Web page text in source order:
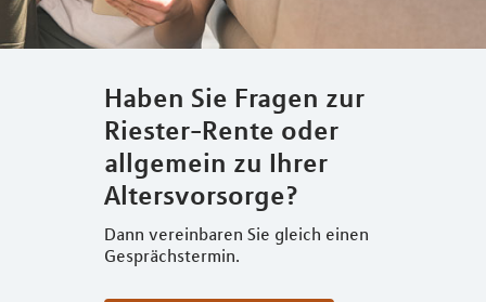
Haben Sie Fragen zur
Riester-Rente oder
allgemein zu Ihrer
Altersvorsorge?
Dann vereinbaren Sie gleich einen
Gesprächstermin.